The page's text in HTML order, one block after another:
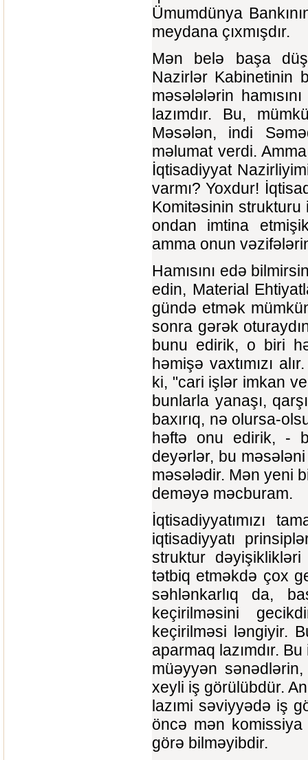
Ümumdünya
meydana çıxmışdır.
Mən belə başa
Nazirlər Kabinetinin
məsələlərin
lazımdır. Bu,
Məsələn, indi
məlumat verdi.
İqtisadiyyat
varmı? Yoxdur!
Komitəsinin strukturu
ondan imtina
amma onun
Hamısını edə
edin, Material
gündə etmək
sonra gərək
bunu edirik, o biri
həmişə vaxtımızı
ki, "cari işlər imkan
bunlarla yanaşı,
baxırıq, nə olursa-
həftə onu edirik, -
deyərlər, bu
məsələdir. Mən yeni
deməyə məcburam.
İqtisadiyyatımızı
iqtisadiyyatı
struktur
tətbiq etməkdə çox
səhlənkarlıq da,
keçirilməsini
keçirilməsi ləngiyir.
aparmaq lazımdır.
müəyyən
xeyli iş görülübdür.
lazımi səviyyədə iş
öncə mən
görə bilməyibdir.